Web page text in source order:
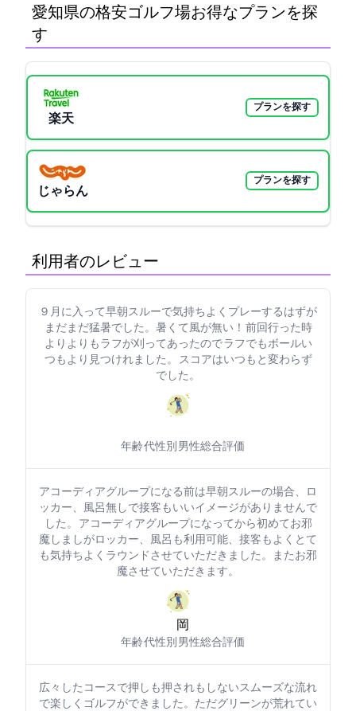
愛知県の格安ゴルフ場:お得なプランを探
す
楽天GORA
プランを探す
じゃらん
プランを探す
利用者のレビュー
９月に入って早朝スルーで気持ちよくプレーするはずが
まだまだ猛暑でした。暑くて風が無い！ 前回行った時
よりよりもラフが刈ってあったので ラフでもボールい
つもより見つけれました。 スコアはいつもと変わらず
でした。
年齢: 50代性別: 男性総合評価: 5
アコーディアグループになる前は早朝スルーの場合、ロ
ッカー、風呂無しで接客もいいイメージがありませんで
した。 アコーディアグループになってから初めてお邪
魔しましがロッカー、風呂も利用可能、接客もよくとて
も気持ちよくラウンドさせていただきました。またお邪
魔させていただきます。
n岡
年齢: 30代性別: 男性総合評価: 5
広々したコースで押しも押されもしないスムーズな流れ
で楽しくゴルフができました。ただグリーンが荒れてい